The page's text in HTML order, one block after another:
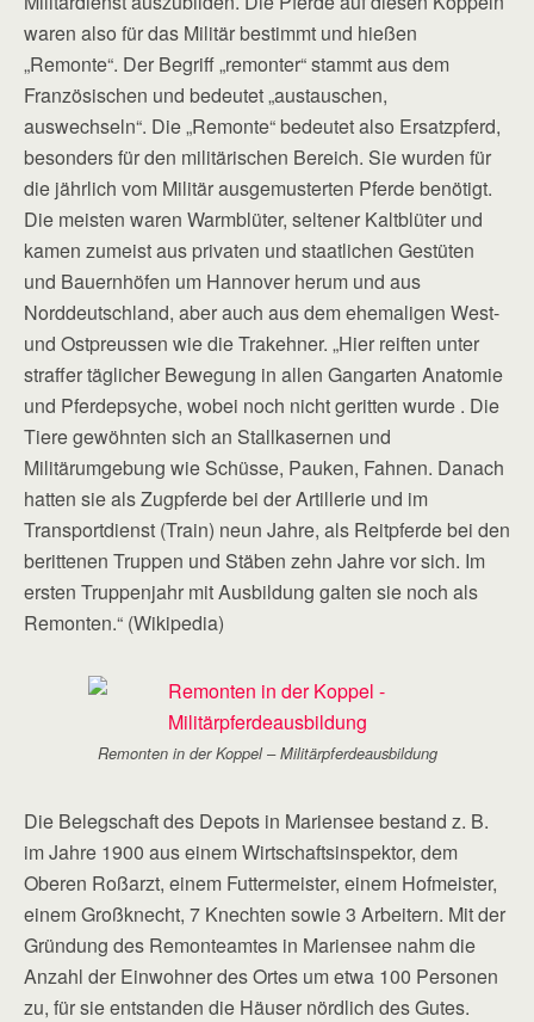
waren also für das Militär bestimmt und hießen
„Remonte“. Der Begriff „remonter“ stammt aus dem
Französischen und bedeutet „austauschen,
auswechseln“. Die „Remonte“ bedeutet also Ersatzpferd,
besonders für den militärischen Bereich. Sie wurden für
die jährlich vom Militär ausgemusterten Pferde benötigt.
Die meisten waren Warmblüter, seltener Kaltblüter und
kamen zumeist aus privaten und staatlichen Gestüten
und Bauernhöfen um Hannover herum und aus
Norddeutschland, aber auch aus dem ehemaligen West-
und Ostpreussen wie die Trakehner. „Hier reiften unter
straffer täglicher Bewegung in allen Gangarten Anatomie
und Pferdepsyche, wobei noch nicht geritten wurde . Die
Tiere gewöhnten sich an Stallkasernen und
Militärumgebung wie Schüsse, Pauken, Fahnen. Danach
hatten sie als Zugpferde bei der Artillerie und im
Transportdienst (Train) neun Jahre, als Reitpferde bei den
berittenen Truppen und Stäben zehn Jahre vor sich. Im
ersten Truppenjahr mit Ausbildung galten sie noch als
Remonten.“ (Wikipedia)
Remonten in der Koppel – Militärpferdeausbildung
Die Belegschaft des Depots in Mariensee bestand z. B.
im Jahre 1900 aus einem Wirtschaftsinspektor, dem
Oberen Roßarzt, einem Futtermeister, einem Hofmeister,
einem Großknecht, 7 Knechten sowie 3 Arbeitern. Mit der
Gründung des Remonteamtes in Mariensee nahm die
Anzahl der Einwohner des Ortes um etwa 100 Personen
zu, für sie entstanden die Häuser nördlich des Gutes.